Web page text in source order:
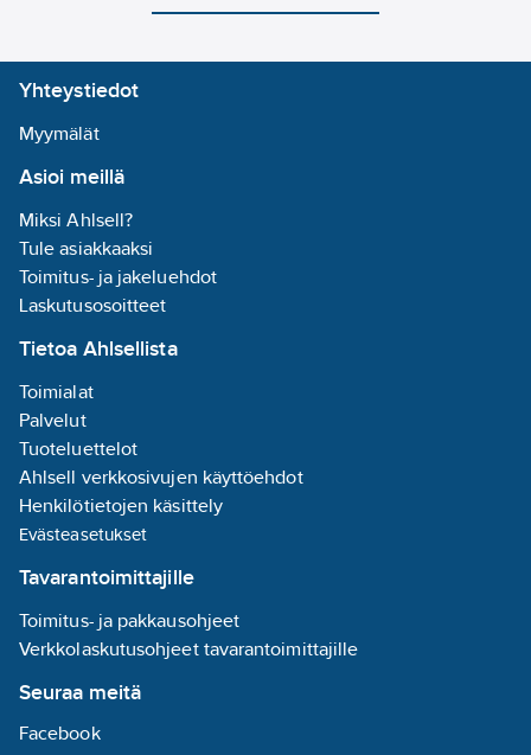
Yhteystiedot
Myymälät
Asioi meillä
Miksi Ahlsell?
Tule asiakkaaksi
Toimitus- ja jakeluehdot
Laskutusosoitteet
Tietoa Ahlsellista
Toimialat
Palvelut
Tuoteluettelot
Ahlsell verkkosivujen käyttöehdot
Henkilötietojen käsittely
Evästeasetukset
Tavarantoimittajille
Toimitus- ja pakkausohjeet
Verkkolaskutusohjeet tavarantoimittajille
Seuraa meitä
Facebook